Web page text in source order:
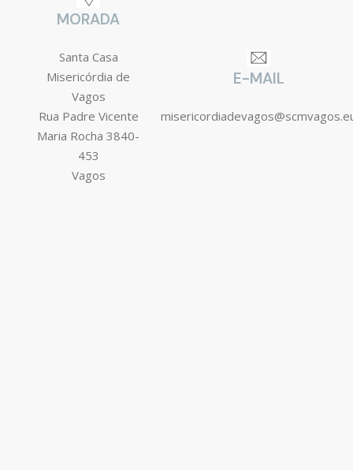
MORADA
Santa Casa
Misericórdia de
Vagos
Rua Padre Vicente
Maria Rocha 3840-
453
Vagos
E-MAIL